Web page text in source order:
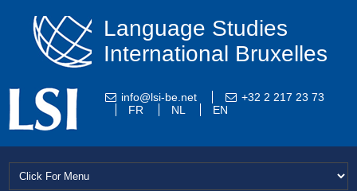
Language Studies
International Bruxelles
info@lsi-be.net
+32 2 217 23 73
FR
NL EN